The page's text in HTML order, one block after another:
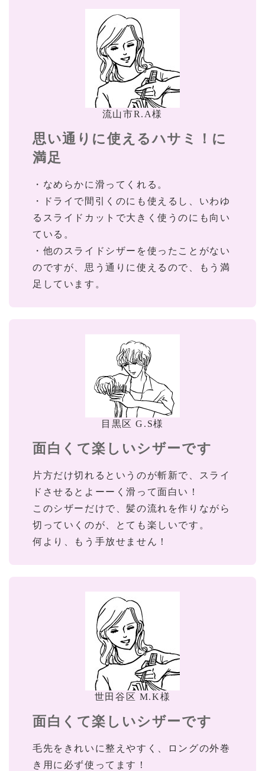
流山市R.A様
思い通りに使えるハサミ！に
満足
・なめらかに滑ってくれる。
・ドライで間引くのにも使えるし、いわゆ
るスライドカットで大きく使うのにも向い
ている。
・他のスライドシザーを使ったことがない
のですが、思う通りに使えるので、もう満
足しています。
目黒区 G.S様
面白くて楽しいシザーです
片方だけ切れるというのが斬新で、スライ
ドさせるとよーーく滑って面白い！
このシザーだけで、髪の流れを作りながら
切っていくのが、とても楽しいです。
何より、もう手放せません！
世田谷区 M.K様
面白くて楽しいシザーです
毛先をきれいに整えやすく、ロングの外巻
き用に必ず使ってます！